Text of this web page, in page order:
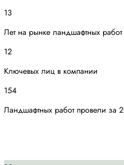
13
Лет на рынке ландшафтных
12
Ключевых лиц в компании
154
Ландшафтных работ провели за